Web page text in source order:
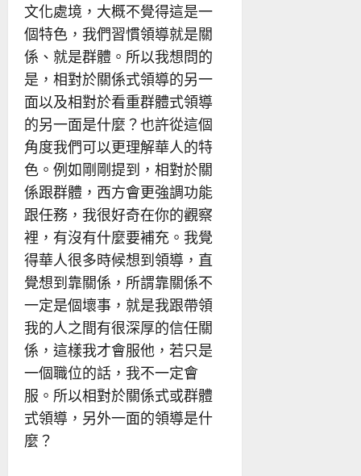
文化處境，大概不覺得這是一
個特色，我們習慣領導就是關
係、就是群體。所以我想問的
是，相對於關係式領導的另一
面以及相對於看重群體式領導
的另一面是什麼？也許從這個
角度我們可以更理解華人的特
色。例如剛剛提到，相對於關
係跟群體，西方會更強調功能
跟任務，我很好奇在你的觀察
裡，有沒有什麼要補充。我覺
得華人很多時候想到領導，直
覺想到靠關係，所謂靠關係不
一定是個壞事，就是我跟帶領
我的人之間有很深厚的信任關
係，這樣我才會服他，若只是
一個職位的話，我不一定會
服。所以相對於關係式或群體
式領導，另外一面的領導是什
麼？